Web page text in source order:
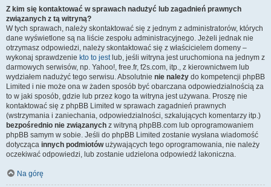
Z kim się kontaktować w sprawach nadużyć lub zagadnień prawnych
związanych z tą witryną?
W tych sprawach, należy skontaktować się z jednym z administratorów, których
dane wyświetlone są na liście zespołu administracyjnego. Jeżeli jednak nie
otrzymasz odpowiedzi, należy skontaktować się z właścicielem domeny –
wykonaj sprawdzenie kto to jestlub, jeśli witryna jest uruchomiona na jednym z
darmowych serwisów, np. Yahoo!, free.fr, f2s.com, itp., z kierownictwem lub
wydziałem nadużyć tego serwisu. Absolutnie nie należy do kompetencji phpBB
Limited i nie może ona w żaden sposób być obarczana odpowiedzialnością za
to w jaki sposób, gdzie lub przez kogo ta witryna jest używana. Proszę nie
kontaktować się z phpBB Limited w sprawach zagadnień prawnych
(wstrzymania i zaniechania, odpowiedzialności, szkalujących komentarzy itp.)
bezpośrednio nie związanych z witryną phpBB.com lub oprogramowaniem
phpBB samym w sobie. Jeśli do phpBB Limited zostanie wysłana wiadomość
dotycząca innych podmiotówużywających tego oprogramowania, nie należy
oczekiwać odpowiedzi, lub zostanie udzielona odpowiedź lakoniczna.
Na górę